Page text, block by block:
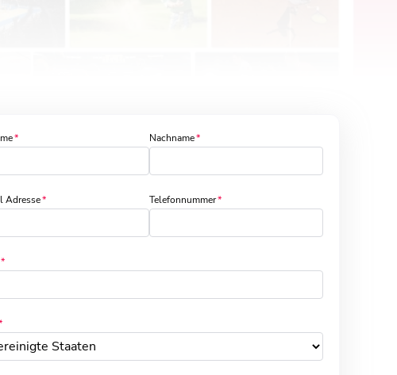
Nachname
Adresse Telefonnummer